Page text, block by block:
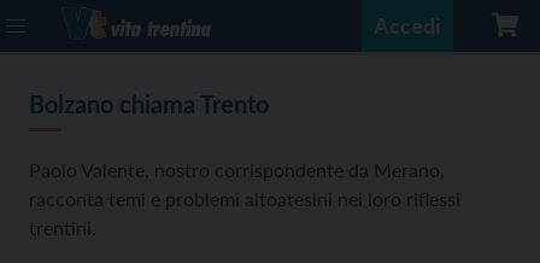
Accedi
Bolzano chiama Trento
Paolo Valente, nostro corrispondente da Merano,
racconta temi e problemi altoatesini nei loro riflessi
trentini.